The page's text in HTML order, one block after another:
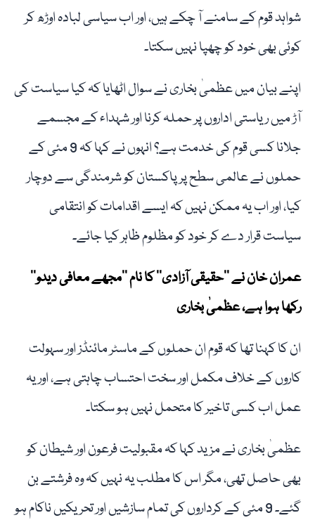
شواہد قوم کے سامنے آ چکے ہیں، اور اب سیاسی لبادہ اوڑھ کر
کوئی بھی خود کو چھپا نہیں سکتا۔
اپنے بیان میں عظمیٰ بخاری نے سوال اٹھایا کہ کیا سیاست کی
آڑ میں ریاستی اداروں پر حملہ کرنا اور شہداء کے مجسمے
جلانا کسی قوم کی خدمت ہے؟ انہوں نے کہا کہ 9 مئی کے
حملوں نے عالمی سطح پر پاکستان کو شرمندگی سے دوچار
کیا، اور اب یہ ممکن نہیں کہ ایسے اقدامات کو انتقامی
سیاست قرار دے کر خود کو مظلوم ظاہر کیا جائے۔
عمران خان نے ’’حقیقی آزادی‘‘ کا نام ’’مجھے معافی دیدو‘‘
رکھا ہوا ہے، عظمیٰ بخاری
ان کا کہنا تھا کہ قوم ان حملوں کے ماسٹر مائنڈز اور سہولت
کاروں کے خلاف مکمل اور سخت احتساب چاہتی ہے، اور یہ
عمل اب کسی تاخیر کا متحمل نہیں ہو سکتا۔
عظمیٰ بخاری نے مزید کہا کہ مقبولیت فرعون اور شیطان کو
بھی حاصل تھی، مگر اس کا مطلب یہ نہیں کہ وہ فرشتے بن
گئے۔ 9 مئی کے کرداروں کی تمام سازشیں اور تحریکیں ناکام ہو